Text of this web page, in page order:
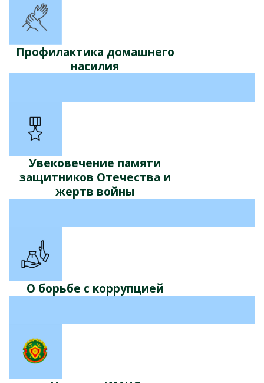
Профилактика домашнего
насилия
Увековечение памяти
защитников Отечества и
жертв войны
О борьбе с коррупцией